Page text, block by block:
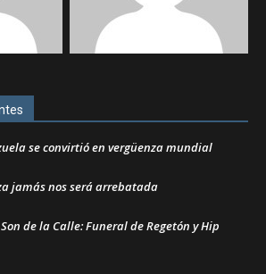
se convirtió en vergüenza mundial
jamás nos será arrebatada
Son de la Calle: Funeral de Regetón y Hip